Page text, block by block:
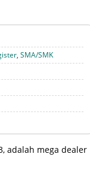
, SMA/SMK
adalah mega dealer